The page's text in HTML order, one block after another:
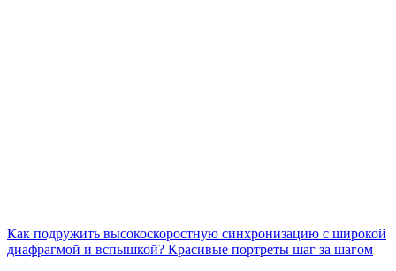
Как подружить высокоскоростную синхронизацию с широкой
диафрагмой и вспышкой? Красивые портреты шаг за шагом